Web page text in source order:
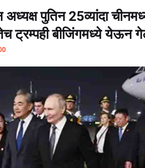
पुतिन 25व्यांदा
ट्रम्पही बीजिंगमध्ये येऊन